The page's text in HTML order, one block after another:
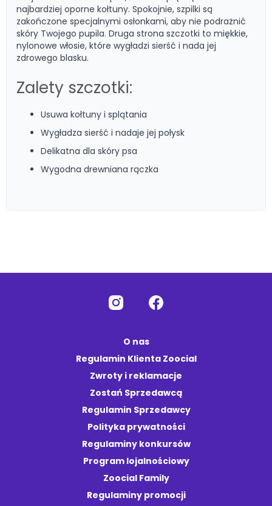
najbardziej oporne kołtuny. Spokojnie, szpilki są
zakończone specjalnymi osłonkami, aby nie podrażnić
skóry Twojego pupila. Druga strona szczotki to miękkie,
nylonowe włosie, które wygładzi sierść i nada jej
zdrowego blasku.
Zalety szczotki:
Usuwa kołtuny i splątania
Wygładza sierść i nadaje jej połysk
Delikatna dla skóry psa
Wygodna drewniana rączka
O nas
Regulamin Klienta Zoocial
Zwroty i reklamacje
Zostań Sprzedawcą
Regulamin Sprzedawcy
Polityka prywatności
Regulaminy konkursów
Program lojalnościowy
Zoocial Family
Regulaminy promocji